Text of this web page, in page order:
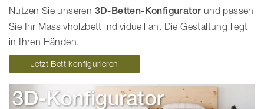
Nutzen Sie unseren 3D-Betten-Konfigurator und passen
Sie Ihr Massivholzbett individuell an. Die Gestaltung liegt
in Ihren Händen.
Jetzt Bett konfigurieren